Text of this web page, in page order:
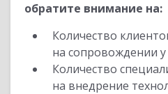
обратите внимание на:
Количество
на сопровождении
Количество
на внедрение